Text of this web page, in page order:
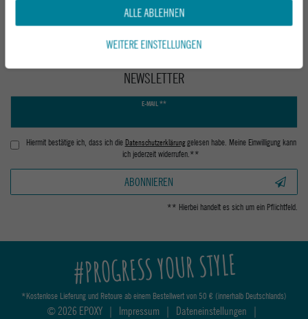
GEPRÜFTE SICHERHEIT
NEWSLETTER
E-MAIL **
Hiermit bestätige ich, dass ich die Daten­schutz­erklärunggelesen habe. Meine Einwilligung kann
ich jederzeit widerrufen.**
ABONNIEREN
** Hierbei handelt es sich um ein Pflichtfeld.
#PROGRESS YOUR STYLE
*Kostenlose Lieferung und Retoure ab einem Bestellwert von 50 € (innerhalb Deutschlands)
© 2026 EPOXY | Impressum | Dateneinstellungen |
ALLE ABLEHNEN
WEITERE EINSTELLUNGEN